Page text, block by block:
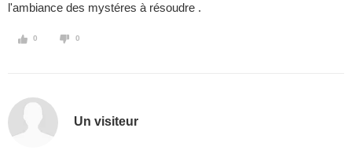
l'ambiance des mystéres à résoudre .
0 0
Un visiteur